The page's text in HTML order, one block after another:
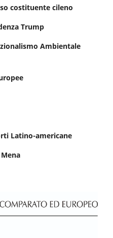
costituente cileno
Trump
Ambientale
Latino-americane